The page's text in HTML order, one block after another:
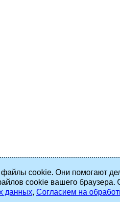
cookie. Они помогают
cookie вашего
данных, Согласием на